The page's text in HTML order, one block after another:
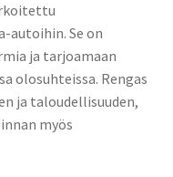
autoihin. Se on
ja tarjoamaan
olosuhteissa. Rengas
ja taloudellisuuden,
myös